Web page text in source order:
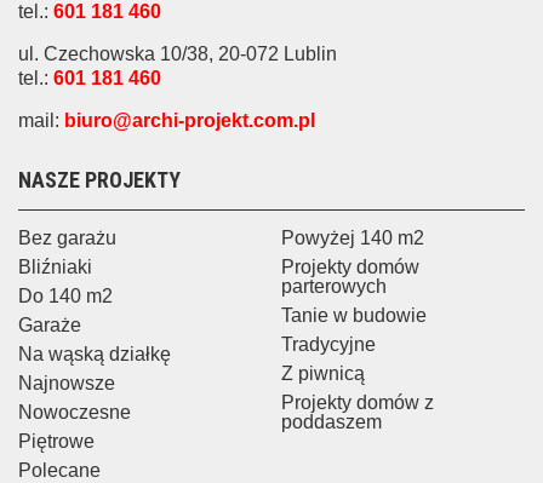
NASZE PROJEKTY
Bez garażu
Bliźniaki
Do 140 m2
Garaże
Na wąską działkę
Najnowsze
Nowoczesne
Piętrowe
Polecane
Powyżej 140 m2
Projekty domów
parterowych
Tanie w budowie
Tradycyjne
Z piwnicą
Projekty domów z
poddaszem
tel.: 601 181 460
ul. Czechowska 10/38, 20-072 Lublin
tel.: 601 181 460
mail: biuro@archi-projekt.com.pl